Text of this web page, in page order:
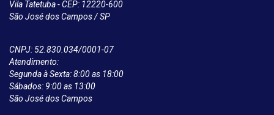
Vila Tatetuba - CEP: 12220-600
São José dos Campos / SP
CNPJ: 52.830.034/0001-07
Atendimento:
Segunda à Sexta: 8:00 as 18:00
Sábados: 9:00 as 13:00
São José dos Campos